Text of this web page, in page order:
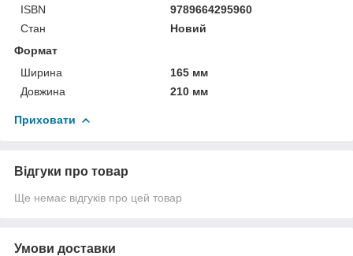
ISBN
9789664295960
Стан
Новий
Формат
Ширина
165 мм
Довжина
210 мм
Приховати
Відгуки про товар
Ще немає відгуків про цей товар
Умови доставки